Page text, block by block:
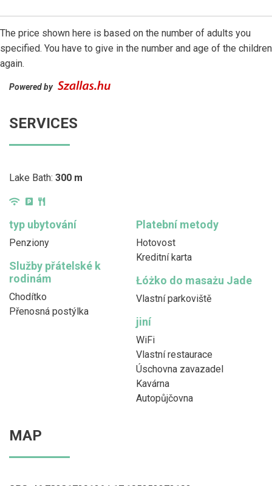
The price shown here is based on the number of adults you
specified. You have to give in the number and age of the children
again.
Powered by
SERVICES
Lake Bath: 300 m
typ ubytování
Penziony
Platební metody
Hotovost
Kreditní karta
Služby přátelské k
rodinám
Chodítko
Přenosná postýlka
Łóżko do masażu Jade
Vlastní parkoviště
jiní
WiFi
Vlastní restaurace
Úschovna zavazadel
Kavárna
Autopůjčovna
MAP